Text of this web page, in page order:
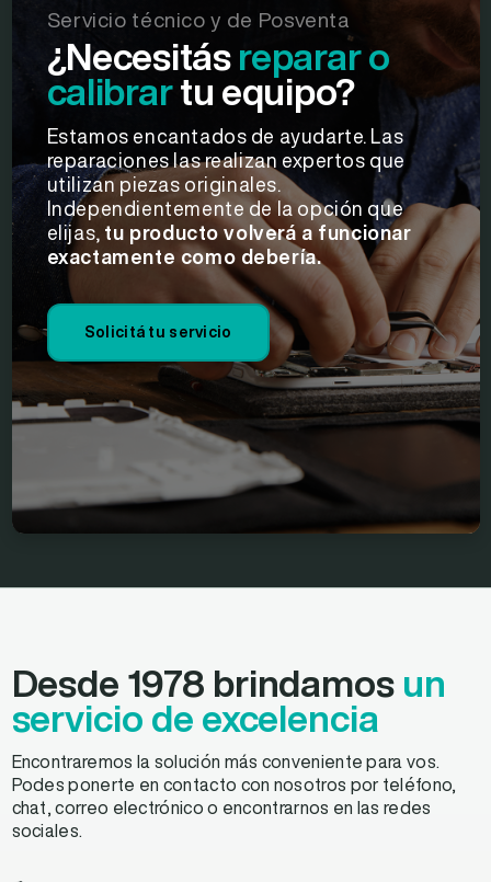
Servicio técnico y de Posventa
¿Necesitás reparar o
calibrar tu equipo?
Estamos encantados de ayudarte. Las
reparaciones las realizan expertos que
utilizan piezas originales.
Independientemente de la opción que
elijas, tu producto volverá a funcionar
exactamente como debería.
Solicitá tu servicio
Desde 1978 brindamos un
servicio de excelencia
Encontraremos la solución más conveniente para vos.
Podes ponerte en contacto con nosotros por teléfono,
chat, correo electrónico o encontrarnos en las redes
sociales.